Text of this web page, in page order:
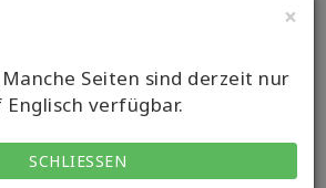
×
Seiten sind derzeit nur
Englisch verfügbar.
SCHLIESSEN
(BF)